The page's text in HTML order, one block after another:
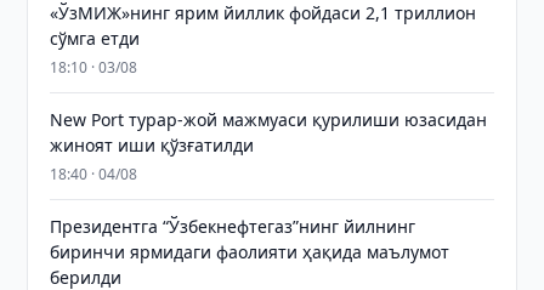
«ЎзМИЖ»нинг ярим йиллик фойдаси 2,1 триллион
сўмга етди
18:10 · 03/08
New Port турар-жой мажмуаси қурилиши юзасидан
жиноят иши қўзғатилди
18:40 · 04/08
Президентга “Ўзбекнефтегаз”нинг йилнинг
биринчи ярмидаги фаолияти ҳақида маълумот
берилди